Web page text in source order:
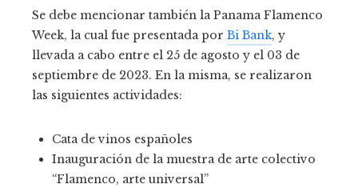
Se debe mencionar también la Panama Flamenco
Week, la cual fue presentada por Bi Bank, y
llevada a cabo entre el 25 de agosto y el 03 de
septiembre de 2023. En la misma, se realizaron
las siguientes actividades:
Cata de vinos españoles
Inauguración de la muestra de arte colectivo
“Flamenco, arte universal”